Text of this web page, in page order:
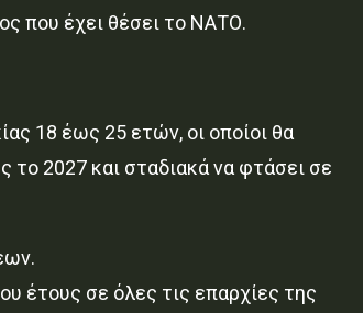
που έχει θέσει το ΝΑΤΟ.
18 έως 25 ετών, οι οποίοι θα
το 2027 και σταδιακά να φτάσει σε
έτους σε όλες τις επαρχίες της